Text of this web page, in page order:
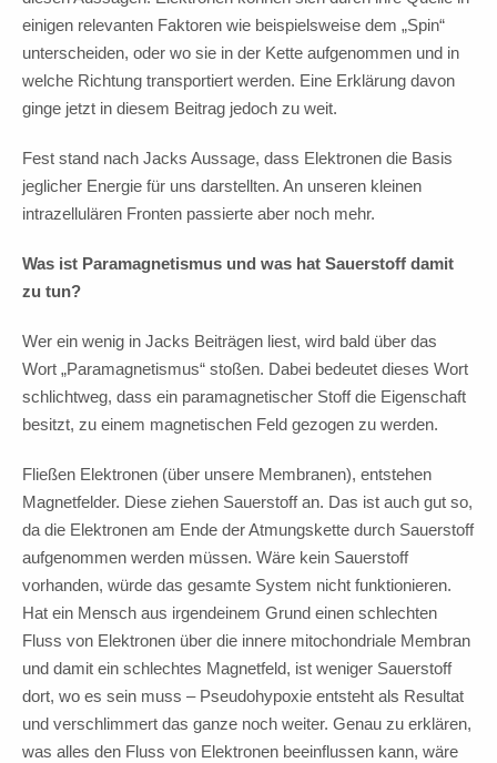
einigen relevanten Faktoren wie beispielsweise dem „Spin“
unterscheiden, oder wo sie in der Kette aufgenommen und in
welche Richtung transportiert werden. Eine Erklärung davon
ginge jetzt in diesem Beitrag jedoch zu weit.
Fest stand nach Jacks Aussage, dass Elektronen die Basis
jeglicher Energie für uns darstellten. An unseren kleinen
intrazellulären Fronten passierte aber noch mehr.
Was ist Paramagnetismus und was hat Sauerstoff damit
zu tun?
Wer ein wenig in Jacks Beiträgen liest, wird bald über das
Wort „Paramagnetismus“ stoßen. Dabei bedeutet dieses Wort
schlichtweg, dass ein paramagnetischer Stoff die Eigenschaft
besitzt, zu einem magnetischen Feld gezogen zu werden.
Fließen Elektronen (über unsere Membranen), entstehen
Magnetfelder. Diese ziehen Sauerstoff an. Das ist auch gut so,
da die Elektronen am Ende der Atmungskette durch Sauerstoff
aufgenommen werden müssen. Wäre kein Sauerstoff
vorhanden, würde das gesamte System nicht funktionieren.
Hat ein Mensch aus irgendeinem Grund einen schlechten
Fluss von Elektronen über die innere mitochondriale Membran
und damit ein schlechtes Magnetfeld, ist weniger Sauerstoff
dort, wo es sein muss – Pseudohypoxie entsteht als Resultat
und verschlimmert das ganze noch weiter. Genau zu erklären,
was alles den Fluss von Elektronen beeinflussen kann, wäre